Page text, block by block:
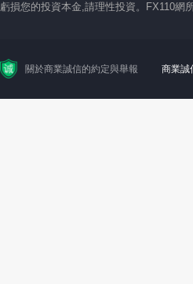
虧損您的投資本金,請理性投資。FX110網
關於商業誠信的約定與舉報 商業誠